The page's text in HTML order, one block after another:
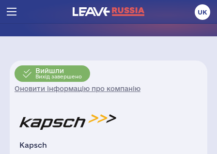
UK
Вийшли
Вихід завершено
Оновити інформацію про компанію
Kapsch